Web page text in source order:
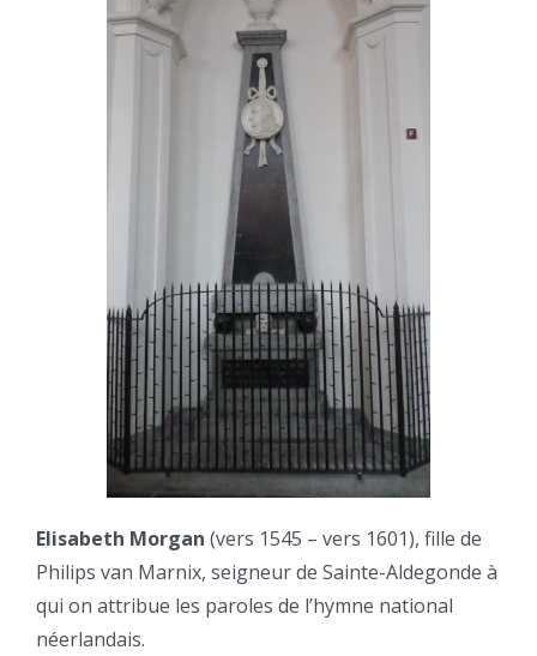
Elisabeth Morgan (vers 1545 – vers 1601), fille de
Philips van Marnix, seigneur de Sainte-Aldegonde à
qui on attribue les paroles de l’hymne national
néerlandais.